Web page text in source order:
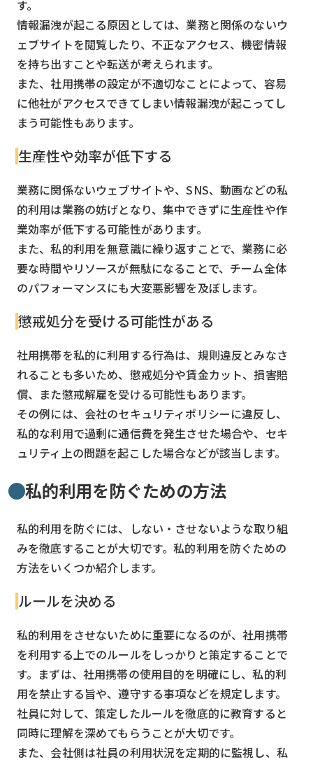
す。
情報漏洩が起こる原因としては、業務と関係のないウ
ェブサイトを閲覧したり、不正なアクセス、機密情報
を持ち出すことや転送が考えられます。
また、社用携帯の設定が不適切なことによって、容易
に他社がアクセスできてしまい情報漏洩が起こってし
まう可能性もあります。
生産性や効率が低下する
業務に関係ないウェブサイトや、SNS、動画などの私
的利用は業務の妨げとなり、集中できずに生産性や作
業効率が低下する可能性があります。
また、私的利用を無意識に繰り返すことで、業務に必
要な時間やリソースが無駄になることで、チーム全体
のパフォーマンスにも大変悪影響を及ぼします。
懲戒処分を受ける可能性がある
社用携帯を私的に利用する行為は、規則違反とみなさ
れることも多いため、懲戒処分や賃金カット、損害賠
償、また懲戒解雇を受ける可能性もあります。
その例には、会社のセキュリティポリシーに違反し、
私的な利用で過剰に通信費を発生させた場合や、セキ
ュリティ上の問題を起こした場合などが該当します。
私的利用を防ぐための方法
私的利用を防ぐには、しない・させないような取り組
みを徹底することが大切です。私的利用を防ぐための
方法をいくつか紹介します。
ルールを決める
私的利用をさせないために重要になるのが、社用携帯
を利用する上でのルールをしっかりと策定することで
す。まずは、社用携帯の使用目的を明確にし、私的利
用を禁止する旨や、遵守する事項などを規定します。
社員に対して、策定したルールを徹底的に教育すると
同時に理解を深めてもらうことが大切です。
また、会社側は社員の利用状況を定期的に監視し、私